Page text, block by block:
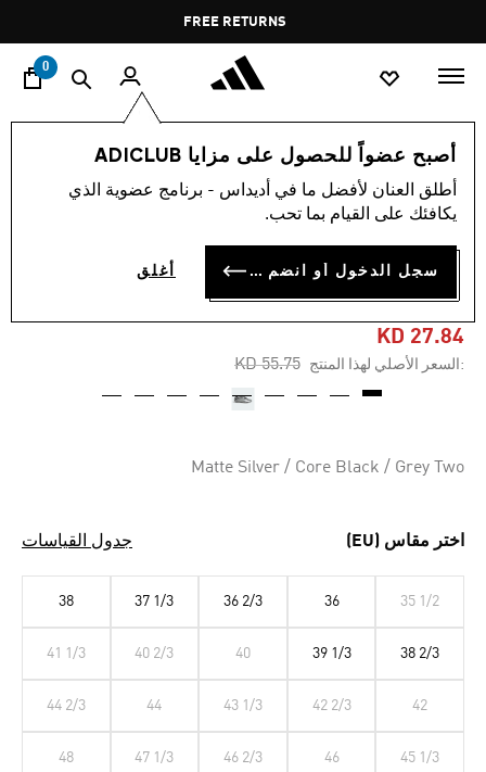
Pause
promotion
rotation
FREE RETURNS
0
أصبح عضواً للحصول على مزايا ADICLUB
أطلق العنان لأفضل ما في أديداس - برنامج عضوية الذي
يكافئك على القيام بما تحب.
سجل الدخول أو انضم الآن أغلق
اسلوب حياة العلامات التجارية أوريجينالز أحذية
-50%
حذاء ADIRACER GT
MERCEDES
KD 27.84
:السعر الأصلي لهذا المنتج Price reduced from
KD 55.75
to
Matte Silver / Core Black / Grey Two
اختر مقاس (EU) جدول القياسات
35 1/2
36
36 2/3
37 1/3
38
38 2/3
39 1/3
40
40 2/3
41 1/3
42
42 2/3
43 1/3
44
44 2/3
45 1/3
46
46 2/3
47 1/3
48